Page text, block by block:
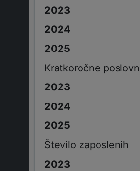
Kratkoročne
Število zaposlenih